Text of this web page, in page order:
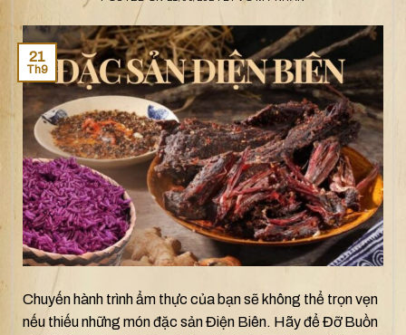
21
Th9
Chuyến hành trình ẩm thực của bạn sẽ không thể trọn vẹn
nếu thiếu những món đặc sản Điện Biên. Hãy để Đỡ Buồn